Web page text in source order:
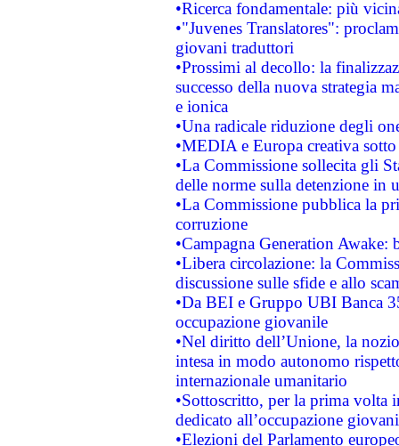
•Ricerca fondamentale: più
•"Juvenes Translatores":
giovani traduttori
•Prossimi al decollo: la
successo della nuova strategia
e ionica
•Una radicale riduzione degli
•MEDIA e Europa creativa
•La Commissione sollecita gli
delle norme sulla detenzione in
•La Commissione pubblica la
corruzione
•Campagna Generation
•Libera circolazione: la
discussione sulle sfide e allo
•Da BEI e Gruppo UBI Banca
occupazione giovanile
•Nel diritto dell’Unione, la
intesa in modo autonomo
internazionale umanitario
•Sottoscritto, per la prima volta
dedicato all’occupazione
•Elezioni del Parlamento